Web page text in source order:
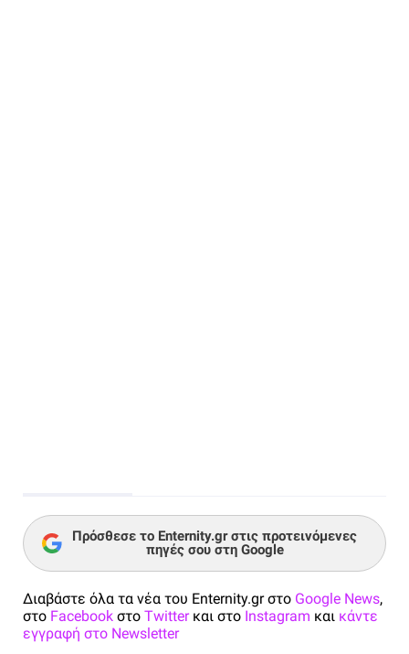
Πρόσθεσε το Enternity.gr στις προτεινόμενες
πηγές σου στη Google
Διαβάστε όλα τα νέα του Enternity.gr στο Google News,
στο Facebook στο Twitterκαι στο Instagram και κάντε
εγγραφή στο Newsletter